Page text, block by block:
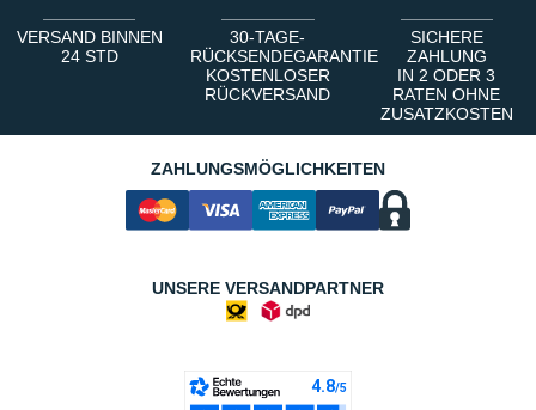
VERSAND BINNEN
24 STD
30-TAGE-
RÜCKSENDEGARANTIE
KOSTENLOSER
RÜCKVERSAND
SICHERE
ZAHLUNG
IN 2 ODER 3
RATEN OHNE
ZUSATZKOSTEN
ZAHLUNGSMÖGLICHKEITEN
UNSERE VERSANDPARTNER